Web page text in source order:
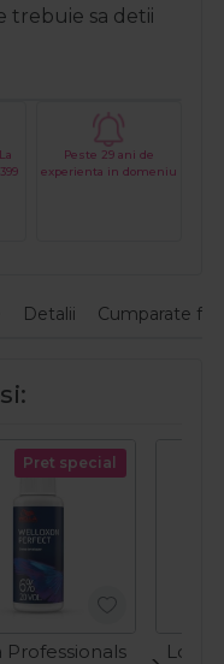
trebuie sa detii
Peste 29 ani de
experienta in domeniu
Detalii Cumparate
Pret special
Professionals